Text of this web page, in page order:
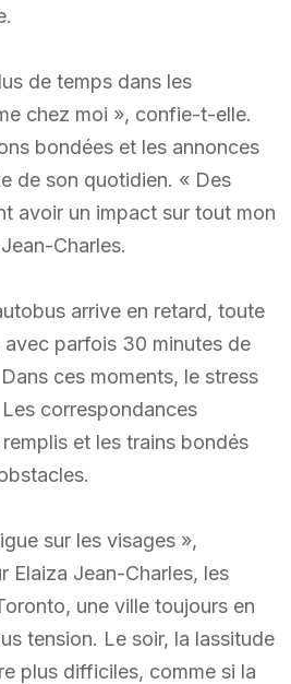
de temps dans les
chez moi », confie-t-elle.
bondées et les annonces
de son quotidien. « Des
avoir un impact sur tout mon
Charles.
arrive en retard, toute
avec parfois 30 minutes de
ces moments, le stress
correspondances
et les trains bondés
sur les visages »,
Elaiza Jean-Charles, les
une ville toujours en
tension. Le soir, la lassitude
plus difficiles, comme si la